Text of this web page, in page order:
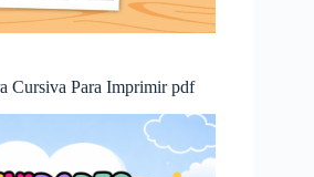
Cursiva Para Imprimir pdf